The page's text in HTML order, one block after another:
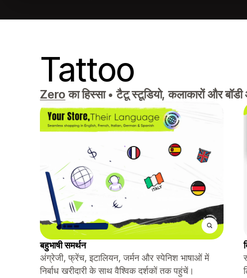
Tattoo
Zeroका हिस्सा• टैटू स्टूडियो, कलाकारों और
बहुभाषी समर्थन
अंग्रेजी, फ्रेंच, इटालियन, जर्मन और स्पेनिश भाषाओं में
निर्बाध खरीदारी के साथ वैश्विक दर्शकों तक पहुंचें।